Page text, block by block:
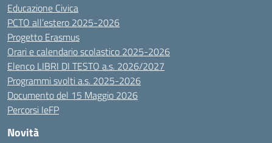
Educazione Civica
PCTO all’estero 2025-2026
Progetto Erasmus
Orari e calendario scolastico 2025-2026
Elenco LIBRI DI TESTO a.s. 2026/2027
Programmi svolti a.s. 2025-2026
Documento del 15 Maggio 2026
Percorsi IeFP
Novità